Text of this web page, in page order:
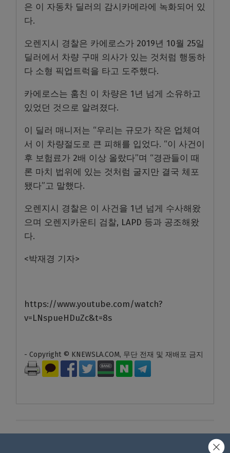
은 이 자동차 딜러의 감시카메라에 녹화되어 있
다.
오렌지시 경찰은 카에로스가 2019년 10월 25일
딜러에서 차량 구매 의사가 있는 것처럼 행동하
다 소형 픽업트럭을 타고 도주했다.
카에로스는 훔친 이 차량은 1년 넘게 소유하고
있었던 것으로 알려졌다.
이 딜러 매니저는 “우리는 규모가 작은 업체여
서 이 차량절도로 큰 피해를 입었다. “이 사건이
후 보험료가 2배 이상 올랐다”며 “경관들이 때
론 마치 법위에 있는 것처럼 굴지만 결국 체포
됐다”고 말했다.
오렌지시 경찰은 이 사건을 1년 넘게 수사해왔
으며 오렌지카운티 검찰, LAPD 등과 공조해왔
다.
<박재경 기자>
https://www.youtube.com/watch?
v=LNspueHDuZc&t=8s
- Copyright © KNEWSLA.COM, 무단 전재 및 재배포 금지